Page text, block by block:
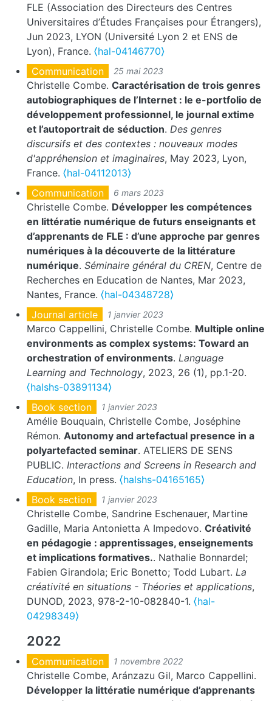
FLE (Association des Directeurs des Centres
Universitaires d’Études Françaises pour Étrangers),
Jun 2023, LYON (Université Lyon 2 et ENS de
Lyon), France. ⟨hal-04146770⟩
Communication
25 mai 2023
Christelle Combe. Caractérisation de trois genres
autobiographiques de l’Internet : le e-portfolio de
développement professionnel, le journal extime
et l’autoportrait de séduction. Des genres
discursifs et des contextes : nouveaux modes
d'appréhension et imaginaires, May 2023, Lyon,
France. ⟨hal-04112013⟩
Communication
6 mars 2023
Christelle Combe. Développer les compétences
en littératie numérique de futurs enseignants et
d’apprenants de FLE : d’une approche par genres
numériques à la découverte de la littérature
numérique. Séminaire général du CREN, Centre de
Recherches en Education de Nantes, Mar 2023,
Nantes, France. ⟨hal-04348728⟩
Journal article
1 janvier 2023
Marco Cappellini, Christelle Combe. Multiple online
environments as complex systems: Toward an
orchestration of environments. Language
Learning and Technology, 2023, 26 (1), pp.1-20.
⟨halshs-03891134⟩
Book section
1 janvier 2023
Amélie Bouquain, Christelle Combe, Joséphine
Rémon. Autonomy and artefactual presence in a
polyartefacted seminar. ATELIERS DE SENS
PUBLIC. Interactions and Screens in Research and
Education, In press. ⟨halshs-04165165⟩
Book section
1 janvier 2023
Christelle Combe, Sandrine Eschenauer, Martine
Gadille, Maria Antonietta A Impedovo. Créativité
en pédagogie : apprentissages, enseignements
et implications formatives.. Nathalie Bonnardel;
Fabien Girandola; Eric Bonetto; Todd Lubart. La
créativité en situations - Théories et applications,
DUNOD, 2023, 978-2-10-082840-1. ⟨hal-
04298349⟩
2022
Communication 1 novembre 2022
Christelle Combe, Aránzazu Gil, Marco Cappellini.
Développer la littératie numérique d’apprenants